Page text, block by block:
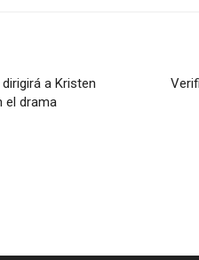
a Kristen
el drama